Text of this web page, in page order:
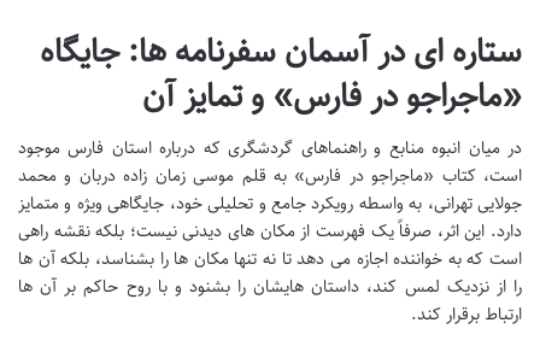
ستاره ای در آسمان سفرنامه ها: جایگاه
«ماجراجو در فارس» و تمایز آن
در میان انبوه منابع و راهنماهای گردشگری که درباره استان فارس موجود
است، کتاب «ماجراجو در فارس» به قلم موسی زمان زاده دربان و محمد
جولایی تهرانی، به واسطه رویکرد جامع و تحلیلی خود، جایگاهی ویژه و متمایز
دارد. این اثر، صرفاً یک فهرست از مکان های دیدنی نیست؛ بلکه نقشه راهی
است که به خواننده اجازه می دهد تا نه تنها مکان ها را بشناسد، بلکه آن ها
را از نزدیک لمس کند، داستان هایشان را بشنود و با روح حاکم بر آن ها
ارتباط برقرار کند.